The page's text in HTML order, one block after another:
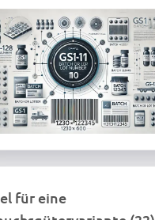
für eine